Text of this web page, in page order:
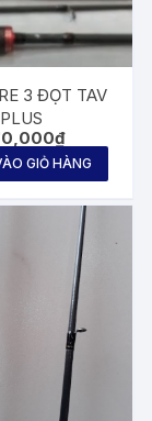
3 ĐỌT TAV
PLUS
₫
GIỎ HÀNG